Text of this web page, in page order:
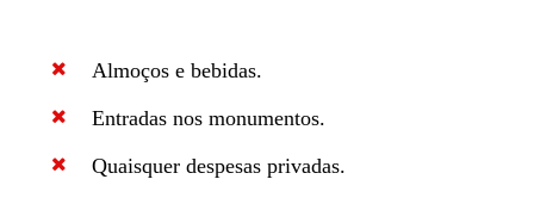
Almoços e bebidas.
Entradas nos monumentos.
Quaisquer despesas privadas.